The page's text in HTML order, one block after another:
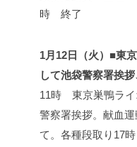
時 終了
1月12日（火）■東
して池袋警察署挨
11時 東京巣鴨ライ
警察署挨拶。献血
て。各種段取り 17